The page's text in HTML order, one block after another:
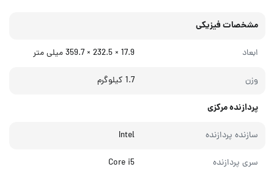
مشخصات فیزیکی
ابعاد 17.9 × 232.5 × 359.7 میلی‌ متر
وزن 1.7 کیلوگرم
پردازنده مرکزی
سازنده پردازنده Intel
سری پردازنده Core i5